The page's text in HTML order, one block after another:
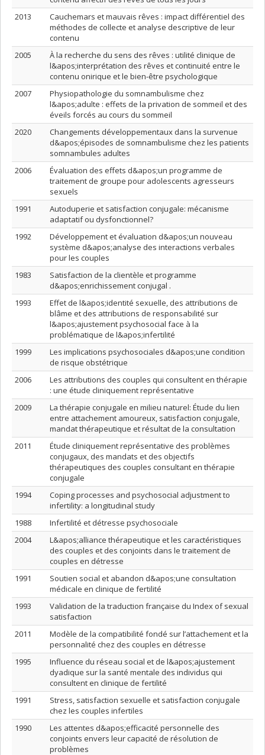
2013
Cauchemars et mauvais rêves : impact différentiel des
méthodes de collecte et analyse descriptive de leur
contenu
2005
À la recherche du sens des rêves : utilité clinique de
l&apos;interprétation des rêves et continuité entre le
contenu onirique et le bien-être psychologique
2007
Physiopathologie du somnambulisme chez
l&apos;adulte : effets de la privation de sommeil et des
éveils forcés au cours du sommeil
2020
Changements développementaux dans la survenue
d&apos;épisodes de somnambulisme chez les patients
somnambules adultes
2006
Évaluation des effets d&apos;un programme de
traitement de groupe pour adolescents agresseurs
sexuels
1991
Autoduperie et satisfaction conjugale: mécanisme
adaptatif ou dysfonctionnel?
1992
Développement et évaluation d&apos;un nouveau
système d&apos;analyse des interactions verbales
pour les couples
1983
Satisfaction de la clientèle et programme
d&apos;enrichissement conjugal .
1993
Effet de l&apos;identité sexuelle, des attributions de
blâme et des attributions de responsabilité sur
l&apos;ajustement psychosocial face à la
problématique de l&apos;infertilité
1999
Les implications psychosociales d&apos;une condition
de risque obstétrique
2006
Les attributions des couples qui consultent en thérapie
: une étude cliniquement représentative
2009
La thérapie conjugale en milieu naturel: Étude du lien
entre attachement amoureux, satisfaction conjugale,
mandat thérapeutique et résultat de la consultation
2011
Étude cliniquement représentative des problèmes
conjugaux, des mandats et des objectifs
thérapeutiques des couples consultant en thérapie
conjugale
1994
Coping processes and psychosocial adjustment to
infertility: a longitudinal study
1988
Infertilité et détresse psychosociale
2004
L&apos;alliance thérapeutique et les caractéristiques
des couples et des conjoints dans le traitement de
couples en détresse
1991
Soutien social et abandon d&apos;une consultation
médicale en clinique de fertilité
1993
Validation de la traduction française du Index of sexual
satisfaction
2011
Modèle de la compatibilité fondé sur l’attachement et la
personnalité chez des couples en détresse
1995
Influence du réseau social et de l&apos;ajustement
dyadique sur la santé mentale des individus qui
consultent en clinique de fertilité
1991
Stress, satisfaction sexuelle et satisfaction conjugale
chez les couples infertiles
1990
Les attentes d&apos;efficacité personnelle des
conjoints envers leur capacité de résolution de
problèmes